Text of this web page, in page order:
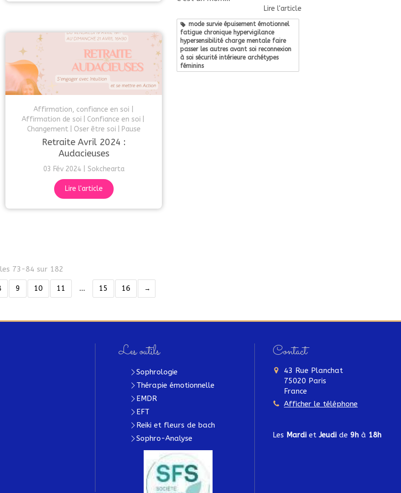
Affirmation, confiance en soi
Affirmation de soi
Confiance en soi
Changement
Oser être soi Pause
Retraite Avril 2024 :
Audacieuses
03 Fév 2024 Sokchearta
Lire l'article
73-84 sur 182
9 10 11 … 15 16
Lire l'article
mode survie épuisement émotionnel
fatigue chronique hypervigilance
hypersensibilité charge mentale faire
passer les autres avant soi reconnexion
à soi sécurité intérieure archétypes
féminins
Les outils
Sophrologie
Thérapie émotionnelle
EMDR
EFT
Reiki et fleurs de bach
Sophro-Analyse
Contact
43 Rue Planchat
75020 Paris
France
Afficher le téléphone
Les Mardi etJeudi de9h à 18h